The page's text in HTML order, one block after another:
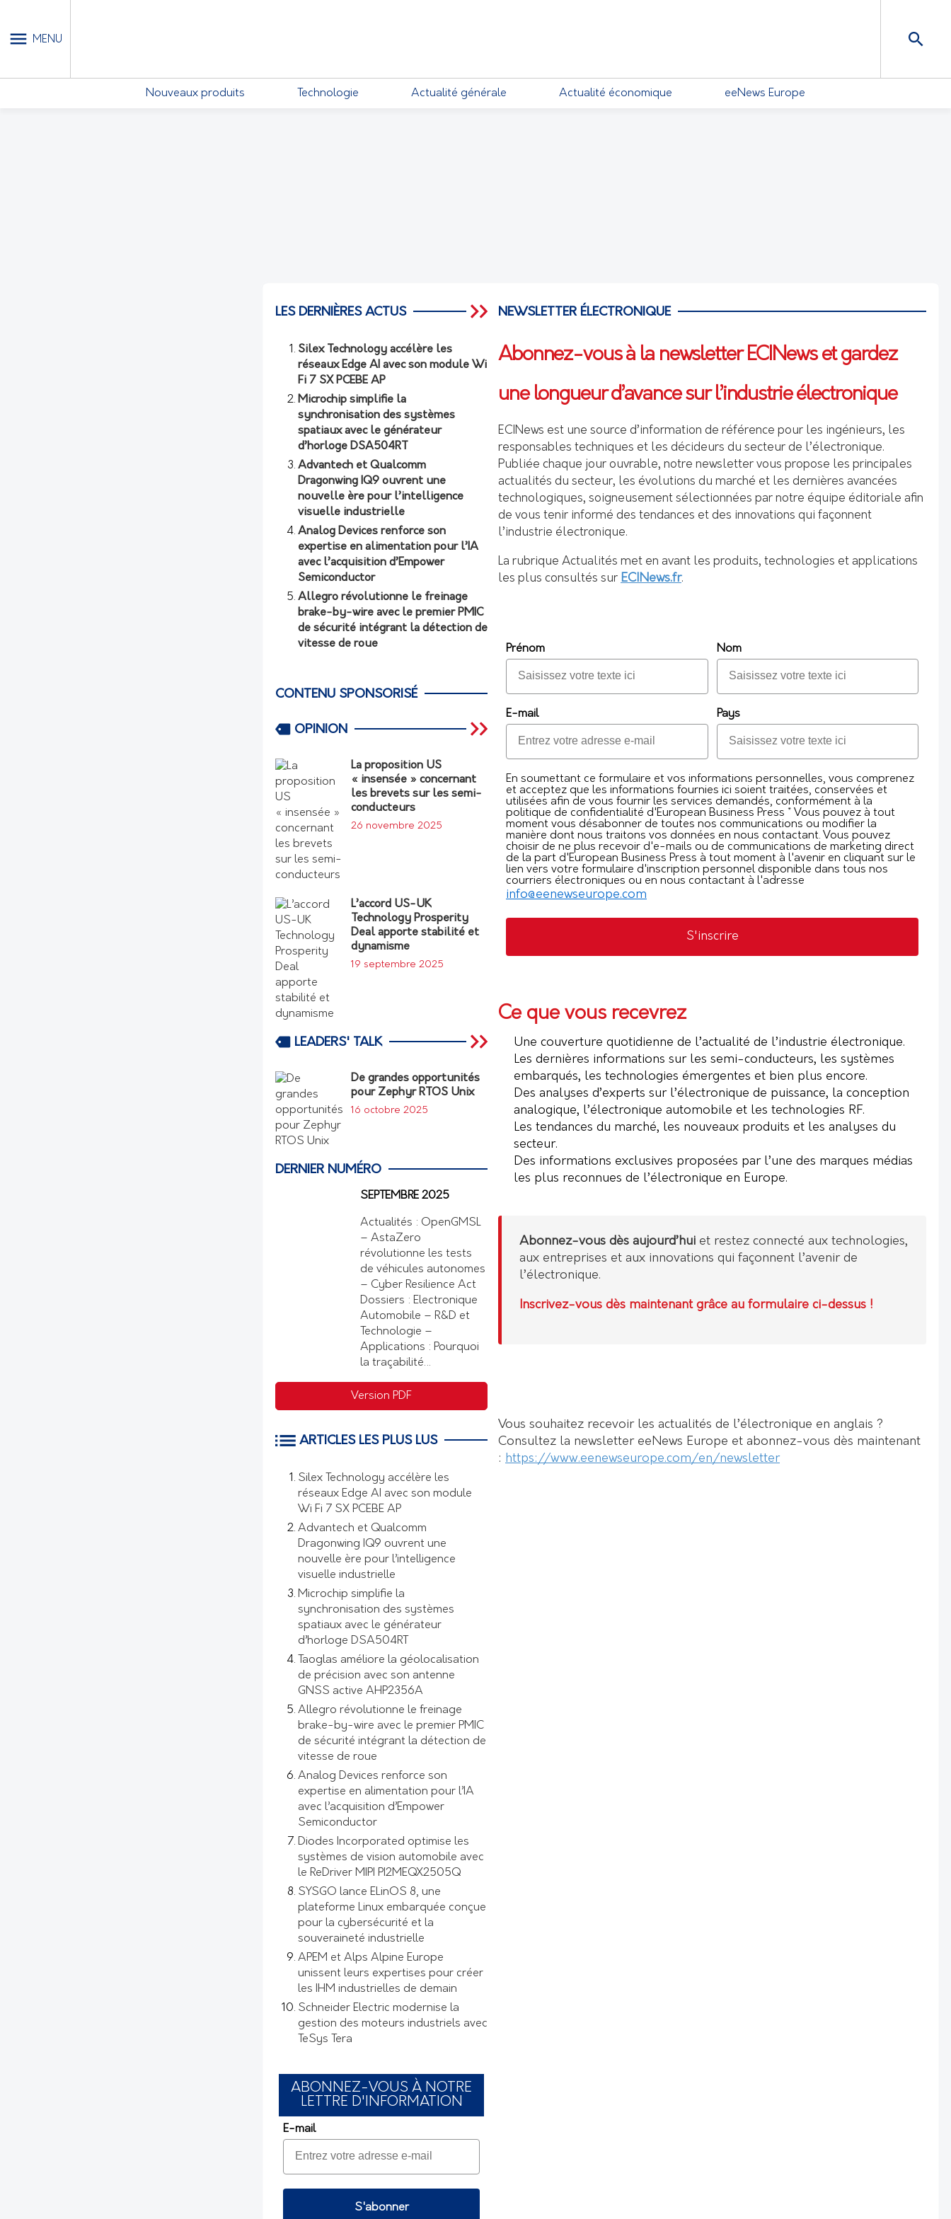
MENU
Nouveaux produits Technologie Actualité générale Actualité économique eeNews Europe
NEWSLETTER ÉLECTRONIQUE
Abonnez-vous à la newsletter ECINews et gardez
une longueur d’avance sur l’industrie électronique
ECINews est une source d’information de référence pour les ingénieurs, les
responsables techniques et les décideurs du secteur de l’électronique.
Publiée chaque jour ouvrable, notre newsletter vous propose les principales
actualités du secteur, les évolutions du marché et les dernières avancées
technologiques, soigneusement sélectionnées par notre équipe éditoriale afin
de vous tenir informé des tendances et des innovations qui façonnent
l’industrie électronique.
La rubrique Actualités met en avant les produits, technologies et applications
les plus consultés sur ECINews.fr.
Prénom Nom
E-mail Pays
En soumettant ce formulaire et vos informations personnelles, vous comprenez
et acceptez que les informations fournies ici soient traitées, conservées et
utilisées afin de vous fournir les services demandés, conformément à la
politique de confidentialité d'European Business Press * Vous pouvez à tout
moment vous désabonner de toutes nos communications ou modifier la
manière dont nous traitons vos données en nous contactant. Vous pouvez
choisir de ne plus recevoir d'e-mails ou de communications de marketing direct
de la part d'European Business Press à tout moment à l'avenir en cliquant sur le
lien vers votre formulaire d'inscription personnel disponible dans tous nos
courriers électroniques ou en nous contactant à l'adresse
info@eenewseurope.com
S'inscrire
Ce que vous recevrez
Une couverture quotidienne de l’actualité de l’industrie électronique.
Les dernières informations sur les semi-conducteurs, les systèmes
embarqués, les technologies émergentes et bien plus encore.
Des analyses d’experts sur l’électronique de puissance, la conception
analogique, l’électronique automobile et les technologies RF.
Les tendances du marché, les nouveaux produits et les analyses du
secteur.
Des informations exclusives proposées par l’une des marques médias
les plus reconnues de l’électronique en Europe.
Abonnez-vous dès aujourd’hui et restez connecté aux technologies,
aux entreprises et aux innovations qui façonnent l’avenir de
l’électronique.
Inscrivez-vous dès maintenant grâce au formulaire ci-dessus !
Vous souhaitez recevoir les actualités de l’électronique en anglais ?
Consultez la newsletter eeNews Europe et abonnez-vous dès maintenant
: https://www.eenewseurope.com/en/newsletter
LES DERNIÈRES ACTUS
Silex Technology accélère les
réseaux Edge AI avec son module Wi
Fi 7 SX PCEBE AP
Microchip simplifie la
synchronisation des systèmes
spatiaux avec le générateur
d’horloge DSA504RT
Advantech et Qualcomm
Dragonwing IQ9 ouvrent une
nouvelle ère pour l’intelligence
visuelle industrielle
Analog Devices renforce son
expertise en alimentation pour l’IA
avec l’acquisition d’Empower
Semiconductor
Allegro révolutionne le freinage
brake-by-wire avec le premier PMIC
de sécurité intégrant la détection de
vitesse de roue
CONTENU SPONSORISÉ
OPINION
La proposition US
« insensée » concernant
les brevets sur les semi-
conducteurs
26 novembre 2025
L’accord US-UK
Technology Prosperity
Deal apporte stabilité et
dynamisme
19 septembre 2025
LEADERS' TALK
De grandes opportunités
pour Zephyr RTOS Unix
16 octobre 2025
DERNIER NUMÉRO
SEPTEMBRE 2025
Actualités : OpenGMSL
– AstaZero
révolutionne les tests
de véhicules autonomes
– Cyber Resilience Act
Dossiers : Electronique
Automobile – R&D et
Technologie –
Applications : Pourquoi
la traçabilité…
Version PDF
ARTICLES LES PLUS LUS
Silex Technology accélère les
réseaux Edge AI avec son module
Wi Fi 7 SX PCEBE AP
Advantech et Qualcomm
Dragonwing IQ9 ouvrent une
nouvelle ère pour l’intelligence
visuelle industrielle
Microchip simplifie la
synchronisation des systèmes
spatiaux avec le générateur
d’horloge DSA504RT
Taoglas améliore la géolocalisation
de précision avec son antenne
GNSS active AHP2356A
Allegro révolutionne le freinage
brake-by-wire avec le premier PMIC
de sécurité intégrant la détection de
vitesse de roue
Analog Devices renforce son
expertise en alimentation pour l’IA
avec l’acquisition d’Empower
Semiconductor
Diodes Incorporated optimise les
systèmes de vision automobile avec
le ReDriver MIPI PI2MEQX2505Q
SYSGO lance ELinOS 8, une
plateforme Linux embarquée conçue
pour la cybersécurité et la
souveraineté industrielle
APEM et Alps Alpine Europe
unissent leurs expertises pour créer
les IHM industrielles de demain
Schneider Electric modernise la
gestion des moteurs industriels avec
TeSys Tera
ABONNEZ-VOUS À NOTRE
LETTRE D'INFORMATION
E-mail
S'abonner